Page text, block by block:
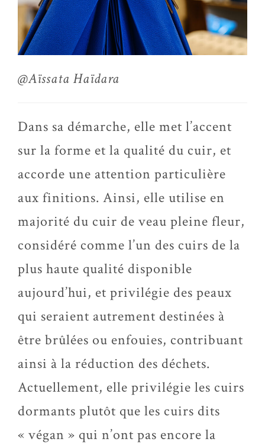
@Aïssata Haïdara
Dans sa démarche, elle met l’accent
sur la forme et la qualité du cuir, et
accorde une attention particulière
aux finitions. Ainsi, elle utilise en
majorité du cuir de veau pleine fleur,
considéré comme l’un des cuirs de la
plus haute qualité disponible
aujourd’hui, et privilégie des peaux
qui seraient autrement destinées à
être brûlées ou enfouies, contribuant
ainsi à la réduction des déchets.
Actuellement, elle privilégie les cuirs
dormants plutôt que les cuirs dits
« végan » qui n’ont pas encore la